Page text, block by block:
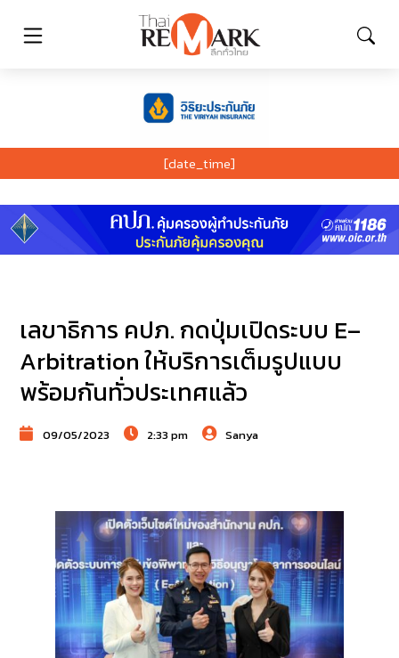
[date_time]
เลขาธิการ คปภ. กดปุ่มเปิดระบบ E–
Arbitration ให้บริการเต็มรูปแบบ
พร้อมกันทั่วประเทศแล้ว
09/05/2023 2:33 pm Sanya